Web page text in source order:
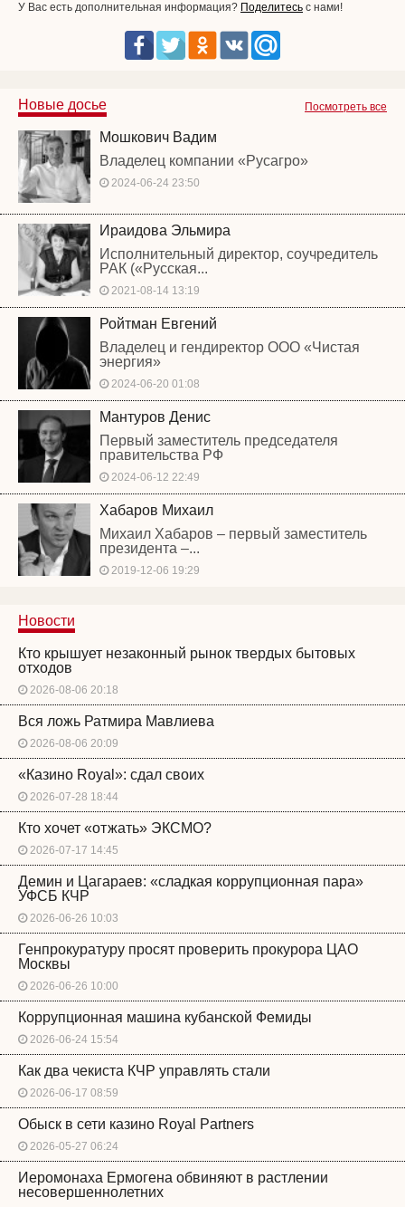
У Вас есть дополнительная информация? Поделитесь с нами!
Посмотреть все
Новые досье
Мошкович Вадим
Владелец компании «Русагро»
2024-06-24 23:50
Ираидова Эльмира
Исполнительный директор, соучредитель
РАК («Русская...
2021-08-14 13:19
Ройтман Евгений
Владелец и гендиректор ООО «Чистая
энергия»
2024-06-20 01:08
Мантуров Денис
Первый заместитель председателя
правительства РФ
2024-06-12 22:49
Хабаров Михаил
Михаил Хабаров – первый заместитель
президента –...
2019-12-06 19:29
Новости
Кто крышует незаконный рынок твердых бытовых
отходов
2026-08-06 20:18
Вся ложь Ратмира Мавлиева
2026-08-06 20:09
«Казино Royal»: сдал своих
2026-07-28 18:44
Кто хочет «отжать» ЭКСМО?
2026-07-17 14:45
Демин и Цагараев: «сладкая коррупционная пара»
УФСБ КЧР
2026-06-26 10:03
Генпрокуратуру просят проверить прокурора ЦАО
Москвы
2026-06-26 10:00
Коррупционная машина кубанской Фемиды
2026-06-24 15:54
Как два чекиста КЧР управлять стали
2026-06-17 08:59
Обыск в сети казино Royal Partners
2026-05-27 06:24
Иеромонаха Ермогена обвиняют в растлении
несовершеннолетних